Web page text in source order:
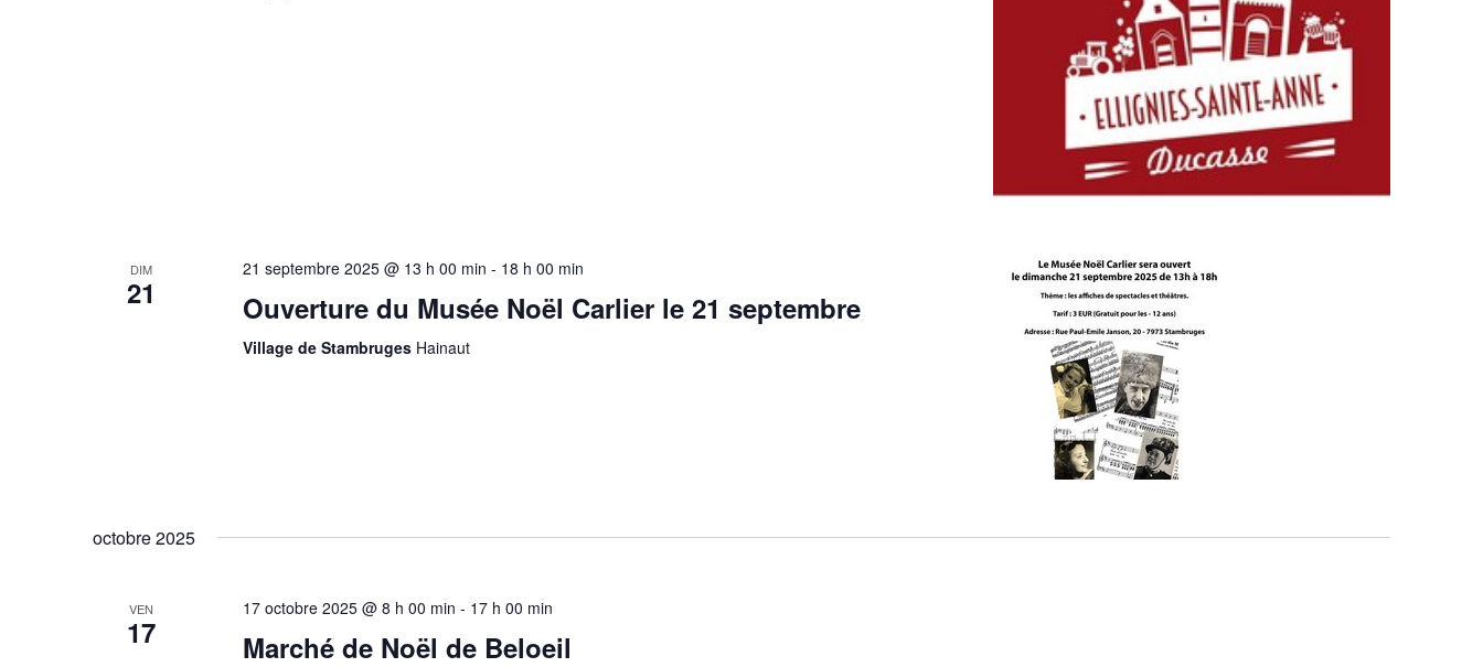
DIM
21
21 septembre 2025 @ 13 h 00 min - 18 h 00 min
Ouverture du Musée Noël Carlier le 21 septembre
Village de Stambruges Hainaut
octobre 2025
VEN
17
17 octobre 2025 @ 8 h 00 min - 17 h 00 min
Marché de Noël de Beloeil